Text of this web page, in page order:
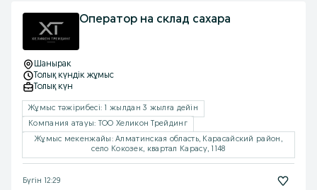
Оператор на склад сахара
Шанырак
Толық күндік жұмыс
Толық күн
Жұмыс тəжірибесі: 1 жылдан 3 жылға дейін
Компания атауы: ТОО Хеликон Трейдинг
Жұмыс мекенжайы: Алматинская область, Карасайский район,
село Кокозек, квартал Карасу, 1148
Бүгін 12:29